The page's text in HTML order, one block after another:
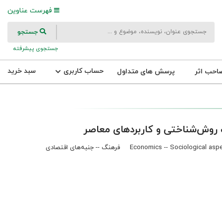
فهرست عناوین
جستجو
جستجوی پیشرفته
اثر پرسش های متداول حساب کاربری سبد خرید
روش‌شناختی و کاربردهای معاصر
Economics -- Sociological فرهنگ -- جنبه‌های اقتصادی